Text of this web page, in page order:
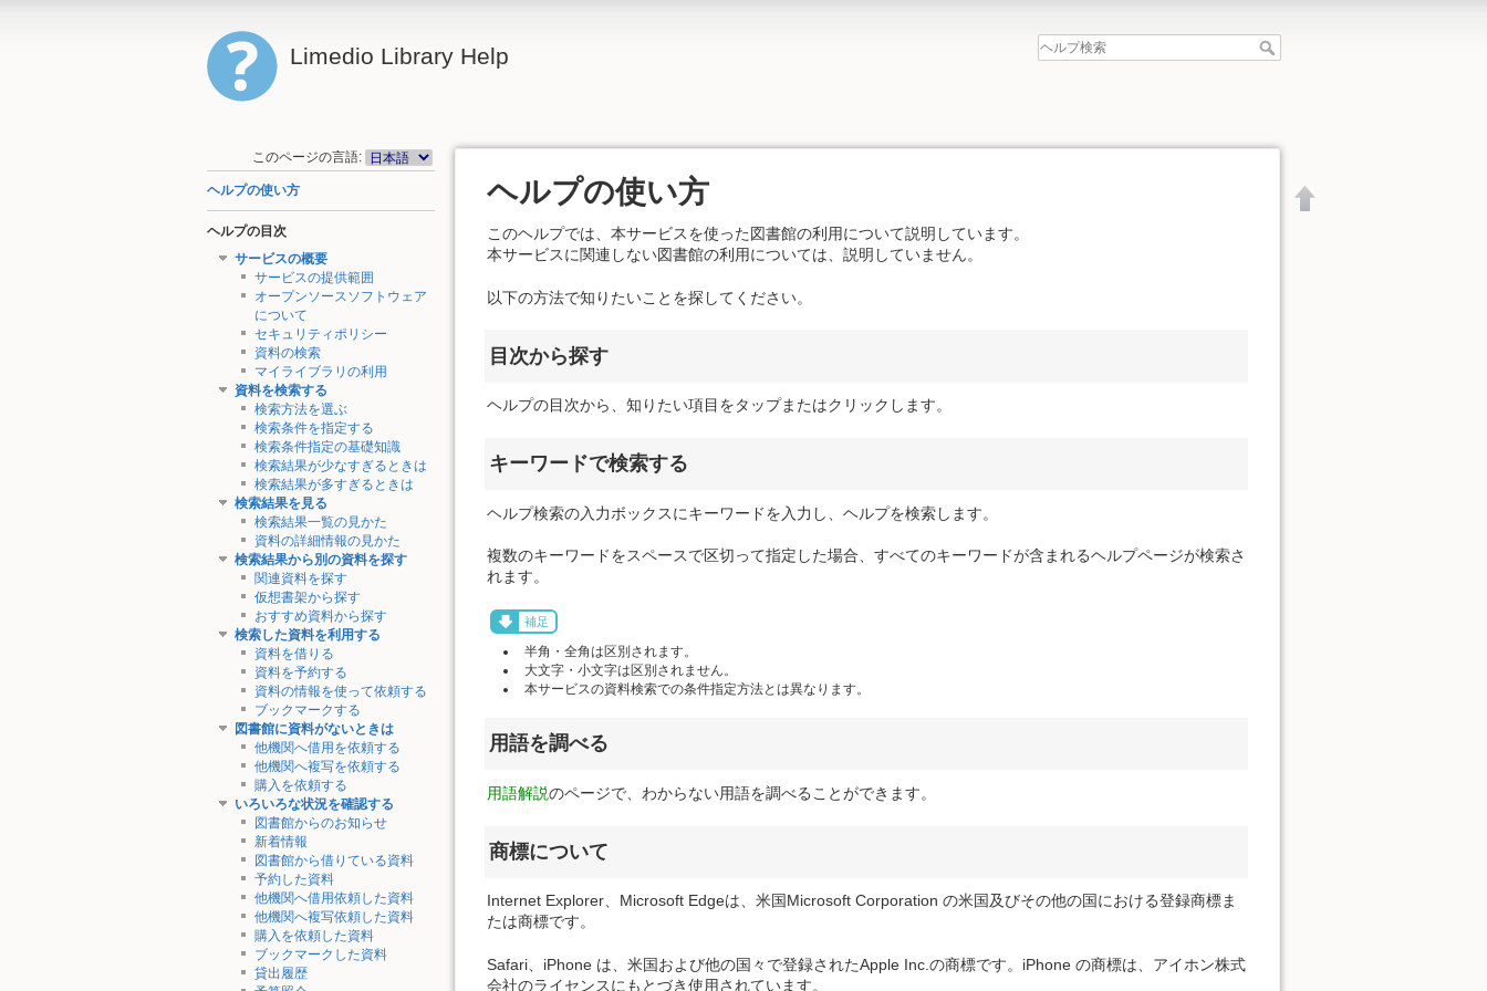
Limedio Library Help
このページの言語:
ヘルプの使い方
ヘルプの目次
サービスの概要
サービスの提供範囲
オープンソースソフトウェア
について
セキュリティポリシー
資料の検索
マイライブラリの利用
資料を検索する
検索方法を選ぶ
検索条件を指定する
検索条件指定の基礎知識
検索結果が少なすぎるときは
検索結果が多すぎるときは
検索結果を見る
検索結果一覧の見かた
資料の詳細情報の見かた
検索結果から別の資料を探す
関連資料を探す
仮想書架から探す
おすすめ資料から探す
検索した資料を利用する
資料を借りる
資料を予約する
資料の情報を使って依頼する
ブックマークする
図書館に資料がないときは
他機関へ借用を依頼する
他機関へ複写を依頼する
購入を依頼する
いろいろな状況を確認する
図書館からのお知らせ
新着情報
図書館から借りている資料
予約した資料
他機関へ借用依頼した資料
他機関へ複写依頼した資料
購入を依頼した資料
ブックマークした資料
貸出履歴
ヘルプの使い方
このヘルプでは、本サービスを使った図書館の利用について説明しています。
本サービスに関連しない図書館の利用については、説明していません。
以下の方法で知りたいことを探してください。
目次から探す
ヘルプの目次から、知りたい項目をタップまたはクリックします。
キーワードで検索する
ヘルプ検索の入力ボックスにキーワードを入力し、ヘルプを検索します。
複数のキーワードをスペースで区切って指定した場合、すべてのキーワードが含まれるヘルプページが検索さ
れます。
補足
半角・全角は区別されます。
大文字・小文字は区別されません。
本サービスの資料検索での条件指定方法とは異なります。
用語を調べる
用語解説のページで、わからない用語を調べることができます。
商標について
Internet Explorer、Microsoft Edgeは、米国Microsoft Corporation の米国及びその他の国における登録商標ま
たは商標です。
Safari、iPhone は、米国および他の国々で登録されたApple Inc.の商標です。iPhone の商標は、アイホン株式
会社のライセンスにもとづき使用されています。